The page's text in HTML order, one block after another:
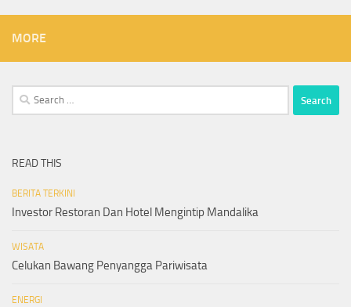
MORE
Search
for:
READ THIS
BERITA TERKINI
Investor Restoran Dan Hotel Mengintip Mandalika
WISATA
Celukan Bawang Penyangga Pariwisata
ENERGI